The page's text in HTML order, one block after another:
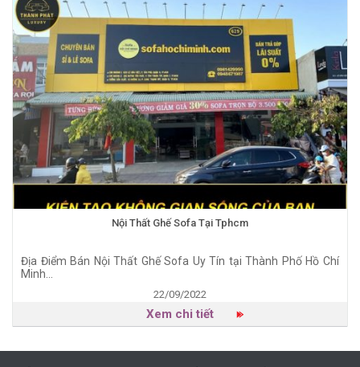
Nội Thất Ghế Sofa Tại Tphcm
Địa Điểm Bán Nội Thất Ghế Sofa Uy Tín tại Thành Phố Hồ Chí
Minh...
22/09/2022
Xem chi tiết